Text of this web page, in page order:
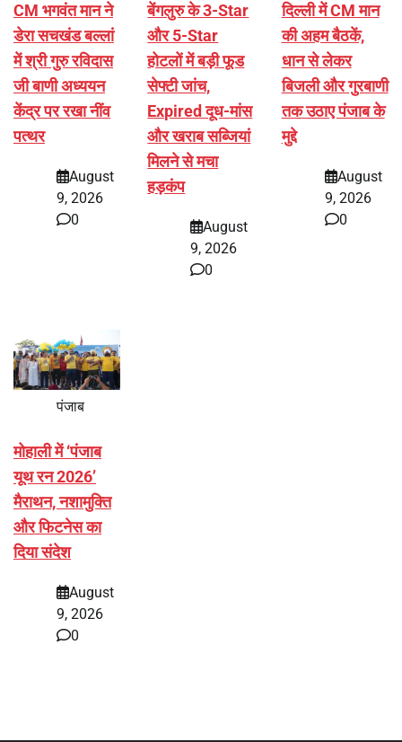
CM भगवंत मान ने
डेरा सचखंड बल्लां
में श्री गुरु रविदास
जी बाणी अध्ययन
केंद्र पर रखा नींव
पत्थर
August
9, 2026
0
बेंगलुरु के 3-Star
और 5-Star
होटलों में बड़ी फूड
सेफ्टी जांच,
Expired दूध-मांस
और खराब सब्जियां
मिलने से मचा
हड़कंप
August
9, 2026
0
दिल्ली में CM मान
की अहम बैठकें,
धान से लेकर
बिजली और गुरबाणी
तक उठाए पंजाब के
मुद्दे
August
9, 2026
0
पंजाब
मोहाली में ‘पंजाब
यूथ रन 2026’
मैराथन, नशामुक्ति
और फिटनेस का
दिया संदेश
August
9, 2026
0